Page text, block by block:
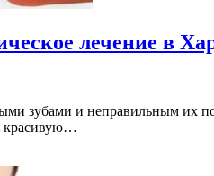
лечение в
зубами и неправильным их
красивую…